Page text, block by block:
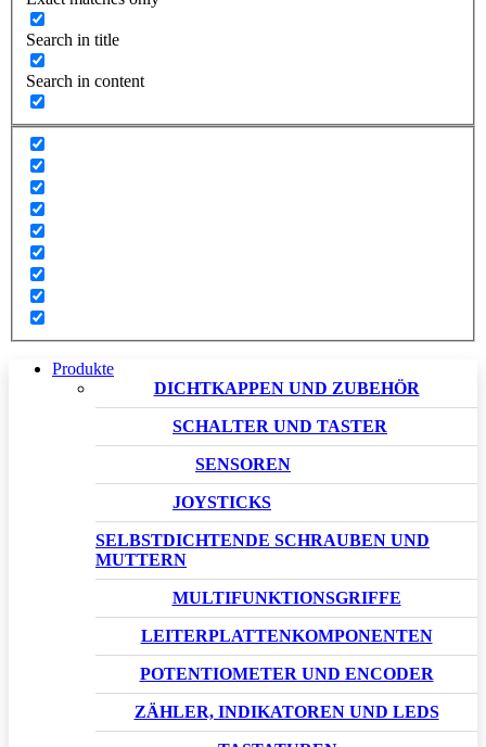
Search in title
Search in content
Produkte
DICHTKAPPEN UND ZUBEHÖR
SCHALTER UND TASTER
SENSOREN
JOYSTICKS
SELBSTDICHTENDE SCHRAUBEN UND
MUTTERN
MULTIFUNKTIONSGRIFFE
LEITERPLATTENKOMPONENTEN
POTENTIOMETER UND ENCODER
ZÄHLER, INDIKATOREN UND LEDS